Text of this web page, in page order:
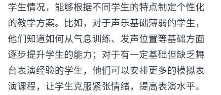
学生情况，能够根据不同学生的特点制定个性化
的教学方案。比如，对于声乐基础薄弱的学生，
他们知道如何从气息训练、发声位置等基础方面
逐步提升学生的能力；对于有一定基础但缺乏舞
台表演经验的学生，他们可以安排更多的模拟表
演课程，让学生克服紧张情绪，提高表演水平。